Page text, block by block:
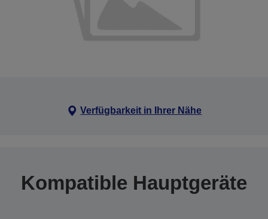
Verfügbarkeit in Ihrer Nähe
Kompatible Hauptgeräte